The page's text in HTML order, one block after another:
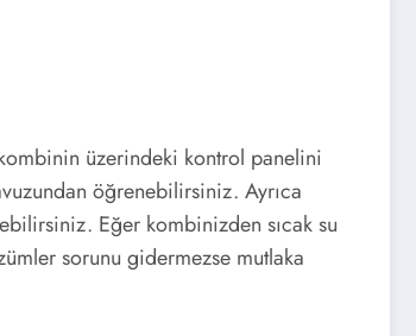
üzerindeki kontrol panelini
öğrenebilirsiniz. Ayrıca
Eğer kombinizden sıcak su
sorunu gidermezse mutlaka